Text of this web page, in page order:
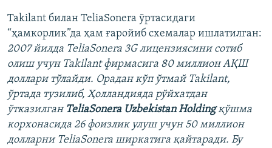
Takilant билан TeliaSonera ўртасидаги
“ҳамкорлик”да ҳам ғаройиб схемалар ишлатилган:
2007 йилда TeliaSonera 3G лицензиясини сотиб
олиш учун Takilant фирмасига 80 миллион АҚШ
доллари тўлайди. Орадан кўп ўтмай Takilant,
ўртада тузилиб, Ҳолландияда рўйхатдан
ўтказилган TeliaSonera Uzbekistan Holdingқўшма
корхонасида 26 фоизлик улуш учун 50 миллион
долларни TeliaSonera ширкатига қайтаради. Бу